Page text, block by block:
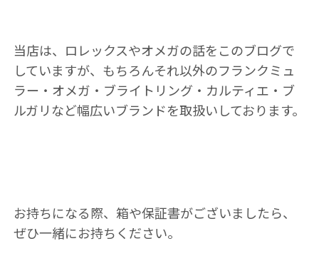
当店は、ロレックスやオメガの話をこのブログで
していますが、もちろんそれ以外のフランクミュ
ラー・オメガ・ブライトリング・カルティエ・ブ
ルガリなど幅広いブランドを取扱いしております。
お持ちになる際、箱や保証書がございましたら、
ぜひ一緒にお持ちください。